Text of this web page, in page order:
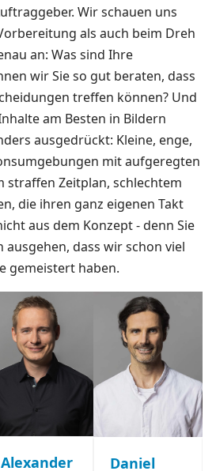
Wir schauen uns
als auch beim Dreh
an: Was sind Ihre
wir Sie so gut beraten, dass
treffen können? Und
am Besten in Bildern
ausgedrückt: Kleine, enge,
mit aufgeregten
straffen Zeitplan, schlechtem
die ihren ganz eigenen Takt
aus dem Konzept - denn Sie
dass wir schon viel
gemeistert haben.
Alexander
Daniel